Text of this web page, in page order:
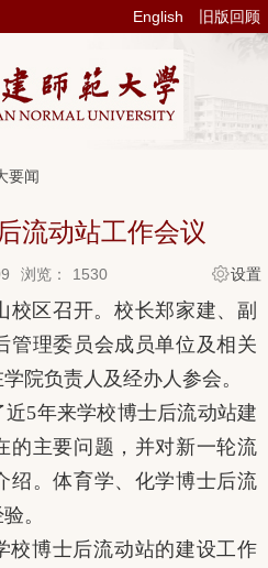
English 旧版回顾
要闻
流动站工作会议
浏览： 1530 设置
校区召开。校长郑家建、副
管理委员会成员单位及相关
院负责人及经办人参会。
近5年来学校博士后流动站建
的主要问题，并对新一轮流
绍。体育学、化学博士后流
。
校博士后流动站的建设工作